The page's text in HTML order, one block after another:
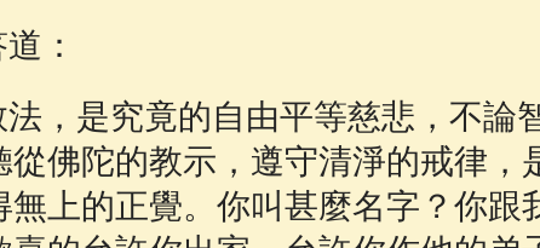
：
是究竟的自由平等慈悲，不論
佛陀的教示，遵守清淨的戒律，
上的正覺。你叫甚麼名字？你跟